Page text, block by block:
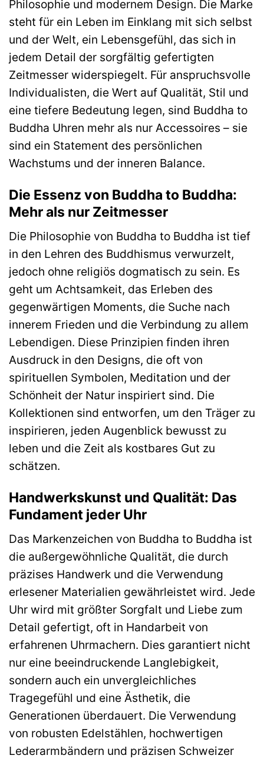
Philosophie und modernem Design. Die Marke
steht für ein Leben im Einklang mit sich selbst
und der Welt, ein Lebensgefühl, das sich in
jedem Detail der sorgfältig gefertigten
Zeitmesser widerspiegelt. Für anspruchsvolle
Individualisten, die Wert auf Qualität, Stil und
eine tiefere Bedeutung legen, sind Buddha to
Buddha Uhren mehr als nur Accessoires – sie
sind ein Statement des persönlichen
Wachstums und der inneren Balance.
Die Essenz von Buddha to Buddha:
Mehr als nur Zeitmesser
Die Philosophie von Buddha to Buddha ist tief
in den Lehren des Buddhismus verwurzelt,
jedoch ohne religiös dogmatisch zu sein. Es
geht um Achtsamkeit, das Erleben des
gegenwärtigen Moments, die Suche nach
innerem Frieden und die Verbindung zu allem
Lebendigen. Diese Prinzipien finden ihren
Ausdruck in den Designs, die oft von
spirituellen Symbolen, Meditation und der
Schönheit der Natur inspiriert sind. Die
Kollektionen sind entworfen, um den Träger zu
inspirieren, jeden Augenblick bewusst zu
leben und die Zeit als kostbares Gut zu
schätzen.
Handwerkskunst und Qualität: Das
Fundament jeder Uhr
Das Markenzeichen von Buddha to Buddha ist
die außergewöhnliche Qualität, die durch
präzises Handwerk und die Verwendung
erlesener Materialien gewährleistet wird. Jede
Uhr wird mit größter Sorgfalt und Liebe zum
Detail gefertigt, oft in Handarbeit von
erfahrenen Uhrmachern. Dies garantiert nicht
nur eine beeindruckende Langlebigkeit,
sondern auch ein unvergleichliches
Tragegefühl und eine Ästhetik, die
Generationen überdauert. Die Verwendung
von robusten Edelstählen, hochwertigen
Lederarmbändern und präzisen Schweizer